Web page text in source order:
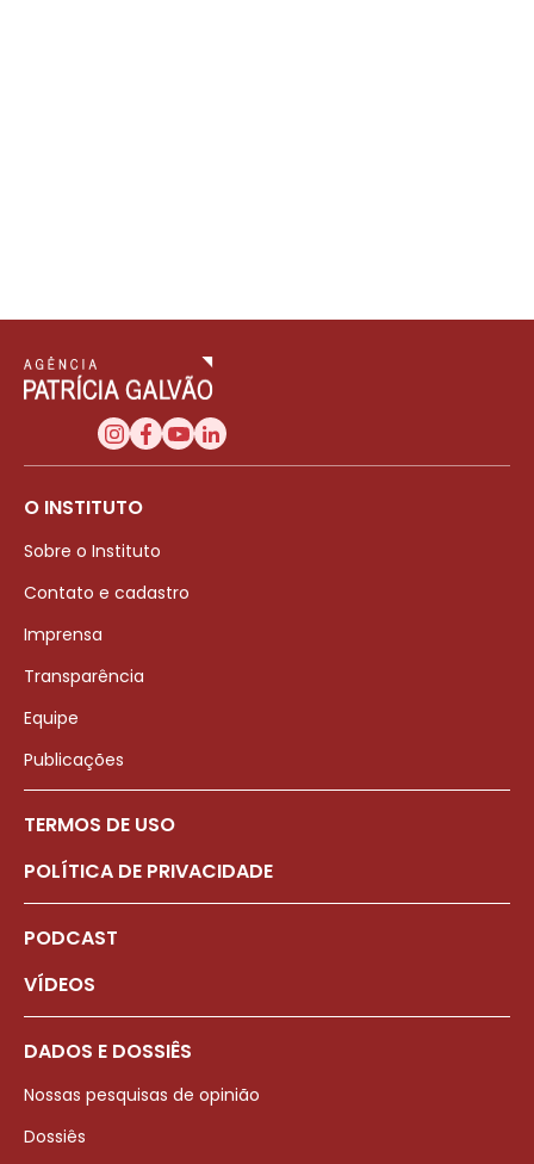
O INSTITUTO
Sobre o Instituto
Contato e cadastro
Imprensa
Transparência
Equipe
Publicações
TERMOS DE USO
POLÍTICA DE PRIVACIDADE
PODCAST
VÍDEOS
DADOS E DOSSIÊS
Nossas pesquisas de opinião
Dossiês